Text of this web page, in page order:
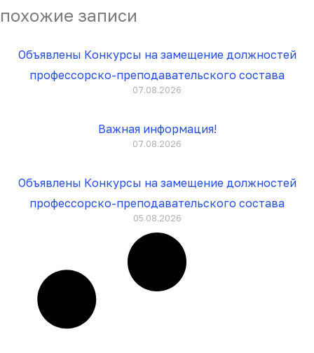
похожие записи
Объявлены Конкурсы на замещение должностей
профессорско-преподавательского состава
07.08.2026
Важная информация!
07.08.2026
Объявлены Конкурсы на замещение должностей
профессорско-преподавательского состава
05.08.2026